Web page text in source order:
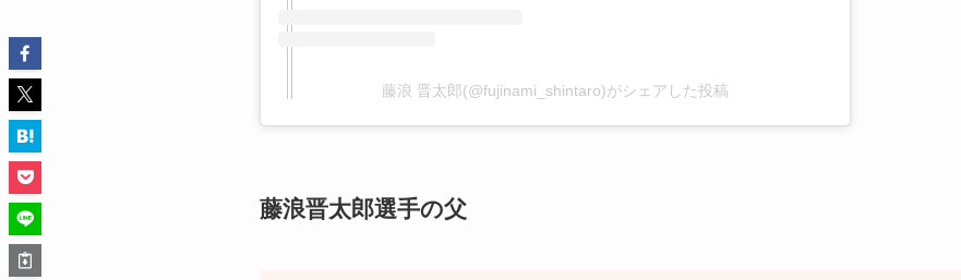
藤浪 晋太郎(@fujinami_shintaro)がシェアした投稿
藤浪晋太郎選手の父